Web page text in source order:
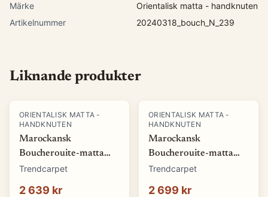
Märke
Orientalisk matta - handknuten
Artikelnummer
20240318_bouch_N_239
Liknande produkter
ORIENTALISK MATTA -
HANDKNUTEN
Marockansk
Boucherouite-matta
125 x 215 cm (Storlek:
Trendcarpet
2 639 kr
ORIENTALISK MATTA -
HANDKNUTEN
Marockansk
Boucherouite-matta
125 x 220 cm (Storlek:
Trendcarpet
2 699 kr